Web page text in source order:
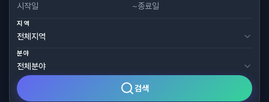
~
지역
분야
검색